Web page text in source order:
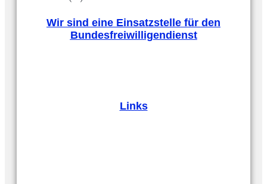
Wir sind eine Einsatzstelle für den
Bundesfreiwilligendienst
Links